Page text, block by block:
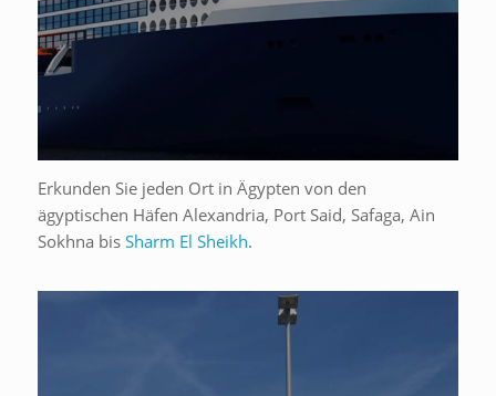
Erkunden Sie jeden Ort in Ägypten von den
ägyptischen Häfen Alexandria, Port Said, Safaga, Ain
Sokhna bis Sharm El Sheikh.